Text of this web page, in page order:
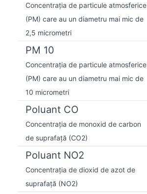
Concentrația de particule atmosferice
(PM) care au un diametru mai mic de
2,5 micrometri
PM 10
Concentrația de particule atmosferice
(PM) care au un diametru mai mic de
10 micrometri
Poluant CO
Concentrația de monoxid de carbon
de suprafață (CO2)
Poluant NO2
Concentrația de dioxid de azot de
suprafață (NO2)